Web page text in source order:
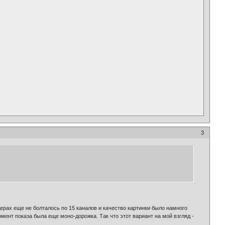
3
еще не болталось по 15 каналов и качество картинки было намного
показа была еще моно-дорожка. Так что этот вариант на мой взгляд -